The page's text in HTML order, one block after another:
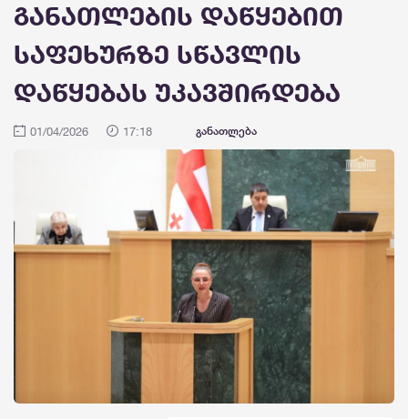
განათლების დაწყებით
საფეხურზე სწავლის
დაწყებას უკავშირდება
01/04/2026 17:18 განათლება